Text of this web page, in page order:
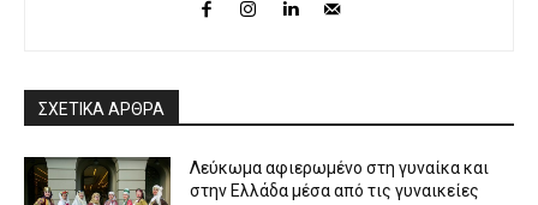
ΣΧΕΤΙΚΑ ΑΡΘΡΑ
Λεύκωμα αφιερωμένο στη γυναίκα και
στην Ελλάδα μέσα από τις γυναικείες